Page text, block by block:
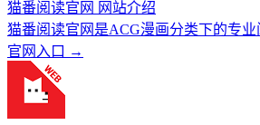
猫番阅读官网 网站介绍
猫番阅读官网是ACG漫画分类下的专
官网入口 →